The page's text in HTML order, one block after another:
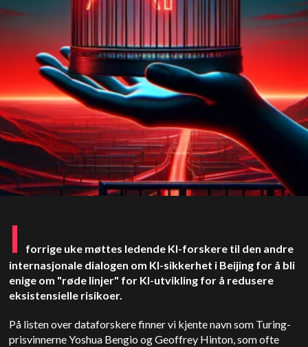
I
forrige uke møttes ledende KI-forskere til den andre
internasjonale dialogen om KI-sikkerhet i Beijing for å bli
enige om "røde linjer" for KI-utvikling for å redusere
eksistensielle risikoer.
På listen over dataforskere finner vi kjente navn som Turing-
prisvinnerne Yoshua Bengio og Geoffrey Hinton, som ofte